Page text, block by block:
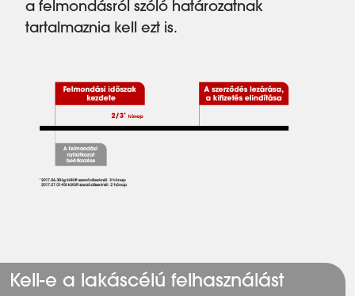
a felmondásról szóló határozatnak
tartalmaznia kell ezt is.
Kell-e a lakáscélú felhasználást